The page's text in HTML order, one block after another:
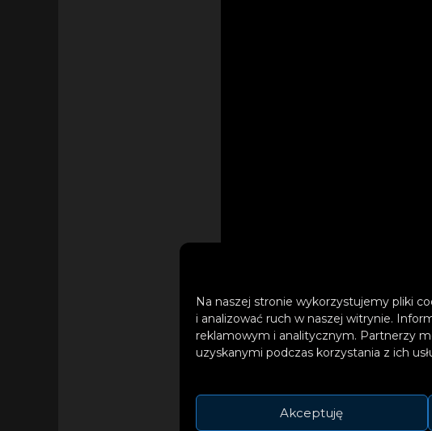
Na naszej stronie wykorzystujemy pliki
i analizować ruch w naszej witrynie.
reklamowym i analitycznym. Partnerzy
uzyskanymi podczas korzystania z ich
Akceptuję
Spotify Radar Polska, która
znalazł się pośród piątki